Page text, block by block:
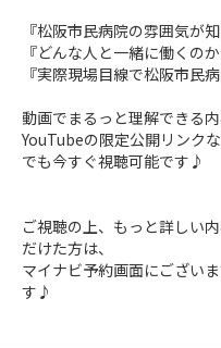
『松阪市民病院の雰囲気が
『どんな人と一緒に働くの
『実際現場目線で松阪市民
動画でまるっと理解できる
YouTubeの限定公開リンク
でも今すぐ視聴可能です♪
ご視聴の上、もっと詳しい
だけた方は、
マイナビ予約画面にござい
す♪